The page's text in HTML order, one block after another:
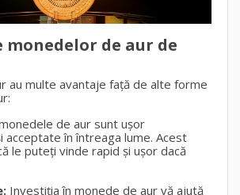
de aur de
au multe avantaje față de alte forme
de aur sunt ușor
acceptate în întreaga lume. Acest
le puteți vinde rapid și ușor dacă
Investiția în monede de aur vă ajută